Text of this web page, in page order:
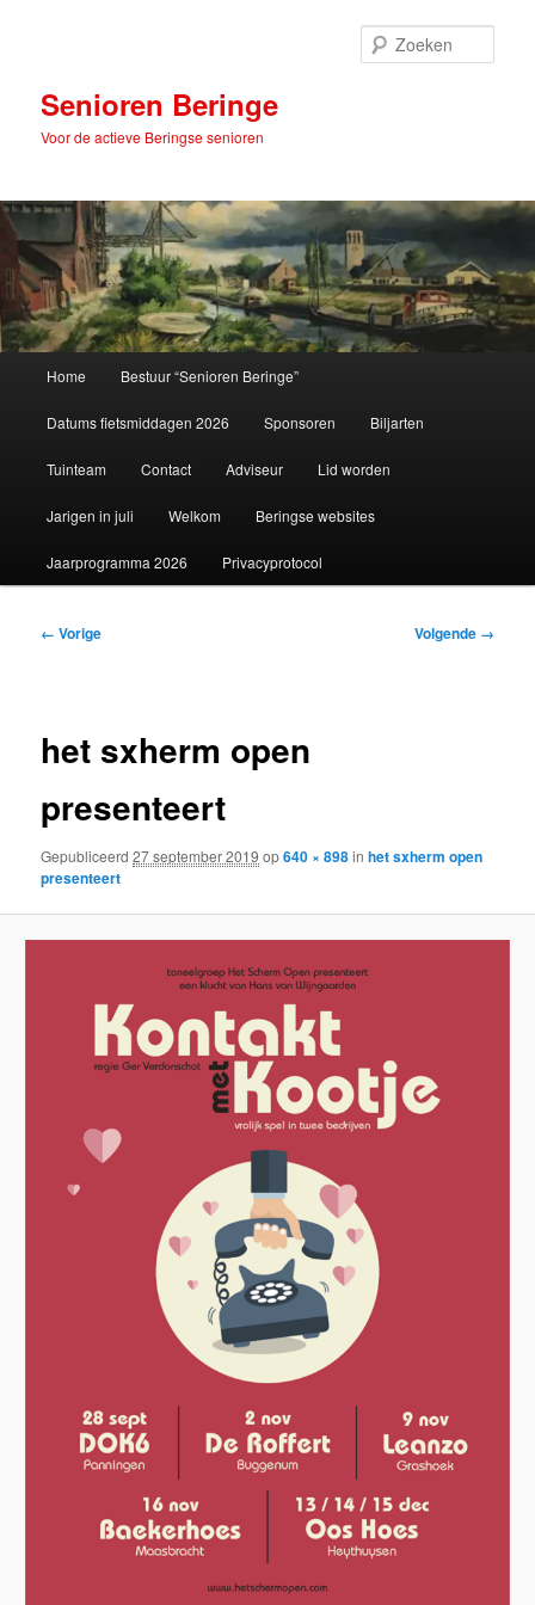
inhoudSenioren Beringe
Voor de actieve Beringse senioren
Home Bestuur “Senioren Beringe”
Datums fietsmiddagen 2026 Sponsoren Biljarten
Tuinteam Contact Adviseur Lid worden
Jarigen in juli Welkom Beringse websites
Jaarprogramma 2026 Privacyprotocol
Afbeeldingsnavigatie
← Vorige Volgende →
het sxherm open
presenteert
Gepubliceerd27 september 2019 op640 × 898inhet sxherm open
presenteert